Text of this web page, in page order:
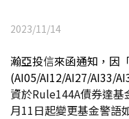
2023/11/14
瀚亞投信來函通知，因
(AI05/AI12/AI27/AI33/
資於Rule144A債券達
月11日起變更基金警語